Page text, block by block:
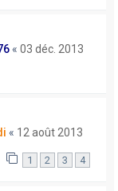
« 03 déc. 2013
« 12 août 2013
1 2 3 4